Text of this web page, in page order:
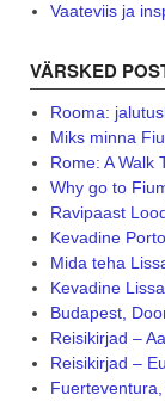
Vaateviis ja
VÄRSKED
Rooma:
Miks minna
Rome: A Walk
Why go to
Ravipaast
Kevadine
Mida teha
Kevadine
Budapest,
Reisikirjad –
Reisikirjad –